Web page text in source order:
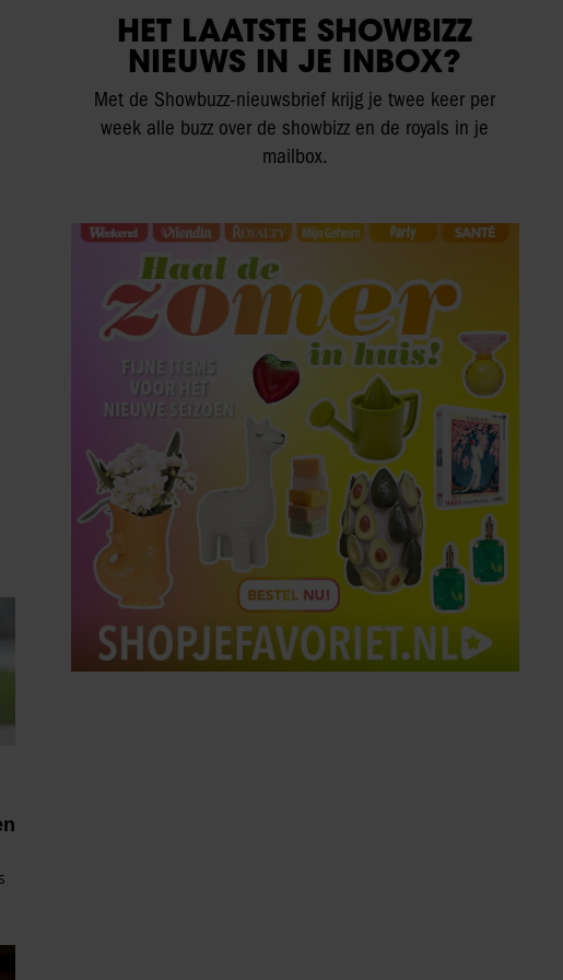
HET LAATSTE SHOWBIZZ
NIEUWS IN JE INBOX?
Met de Showbuzz-nieuwsbrief krijg je twee keer per
week alle buzz over de showbizz en de royals in je
mailbox.